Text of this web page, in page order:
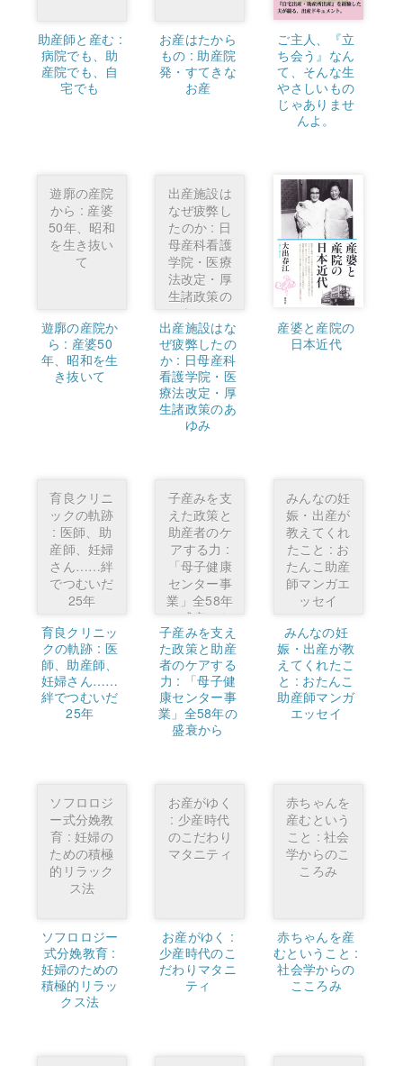
助産師と産む :
病院でも、助
産院でも、自
宅でも
お産はたから
もの : 助産院
発・すてきな
お産
ご主人、『立
ち会う』なん
て、そんな生
やさしいもの
じゃありませ
んよ。
遊廓の産院
から : 産婆
50年、昭和
を生き抜い
て
遊廓の産院か
ら : 産婆50
年、昭和を生
き抜いて
出産施設は
なぜ疲弊し
たのか : 日
母産科看護
学院・医療
法改定・厚
生諸政策の
あゆみ
出産施設はな
ぜ疲弊したの
か : 日母産科
看護学院・医
療法改定・厚
生諸政策のあ
ゆみ
産婆と産院の
日本近代
育良クリニ
ックの軌跡
: 医師、助
産師、妊婦
さん……絆
でつむいだ
25年
育良クリニッ
クの軌跡 : 医
師、助産師、
妊婦さん……
絆でつむいだ
25年
子産みを支
えた政策と
助産者のケ
アする力 :
「母子健康
センター事
業」全58年
の盛衰から
子産みを支え
た政策と助産
者のケアする
力 : 「母子健
康センター事
業」全58年の
盛衰から
みんなの妊
娠・出産が
教えてくれ
たこと : お
たんこ助産
師マンガエ
ッセイ
みんなの妊
娠・出産が教
えてくれたこ
と : おたんこ
助産師マンガ
エッセイ
ソフロロジ
ー式分娩教
育 : 妊婦の
ための積極
的リラック
ス法
ソフロロジー
式分娩教育 :
妊婦のための
積極的リラッ
クス法
お産がゆく
: 少産時代
のこだわり
マタニティ
お産がゆく :
少産時代のこ
だわりマタニ
ティ
赤ちゃんを
産むという
こと : 社会
学からのこ
ころみ
赤ちゃんを産
むということ :
社会学からの
こころみ